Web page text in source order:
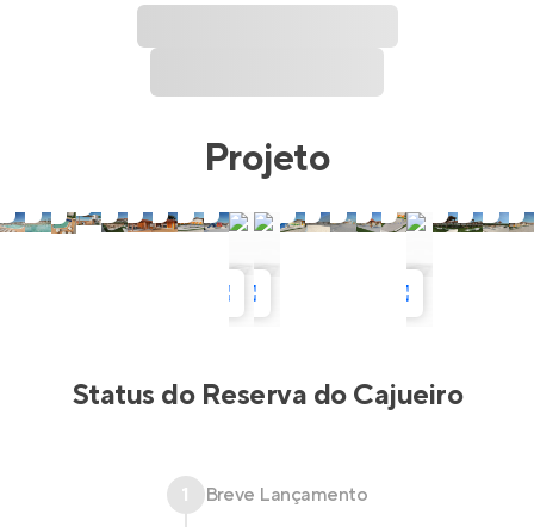
Projeto
Status do Reserva do Cajueiro
1 Breve Lançamento